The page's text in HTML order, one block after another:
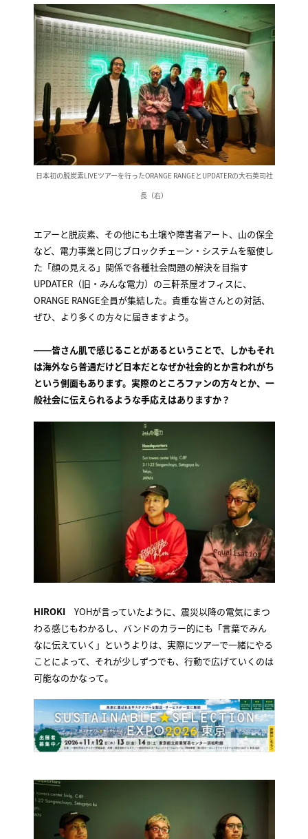
日本初の脱炭素LIVEツアーを行ったORANGE RANGEとUPDATERの大石英司社
長（右）
エアーと脱炭素、その他にも土壌や障害者アート、山の保全
など、電力事業と同じブロックチェーン・システムを駆使し
た「顔の見える」関係で各種社会問題の解決を目指す
UPDATER（旧・みんな電力）の三軒茶屋オフィスに、
ORANGE RANGE全員が集結した。貴重な皆さんとの対話、
ぜひ、より多くの方々に届きますよう。
――皆さん肌で感じることがあるということで、しかもそれ
は海外なら普通だけど日本だとなぜか社会的とか言われがち
という側面もあります。実際のところファンの方々とか、一
般社会に伝えられるような手応えはありますか？
HIROKI YOHが言っていたように、震災以降の電気にまつ
わる感じもわかるし、バンドのカラー的にも「言葉でみん
なに伝えていく」というよりは、実際にツアーで一緒にやる
ことによって、それが少しずつでも、行動で広げていくのは
可能なのかなって。